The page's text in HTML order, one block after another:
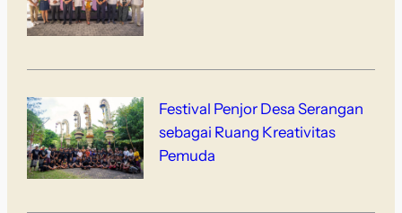
Festival Penjor Desa Serangan
sebagai Ruang Kreativitas
Pemuda